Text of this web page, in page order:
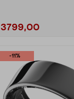
3799,00
-11%